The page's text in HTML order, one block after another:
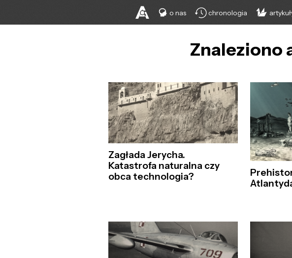
o nas chronologia
Znaleziono
Zagłada Jerycha.
Katastrofa naturalna czy
obca technologia?